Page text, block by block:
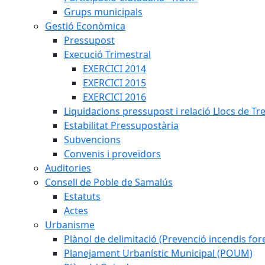
Grups municipals
Gestió Econòmica
Pressupost
Execució Trimestral
EXERCICI 2014
EXERCICI 2015
EXERCICI 2016
Liquidacions pressupost i relació Llocs de
Estabilitat Pressupostària
Subvencions
Convenis i proveïdors
Auditories
Consell de Poble de Samalús
Estatuts
Actes
Urbanisme
Plànol de delimitació (Prevenció incendis
Planejament Urbanístic Municipal (POUM)